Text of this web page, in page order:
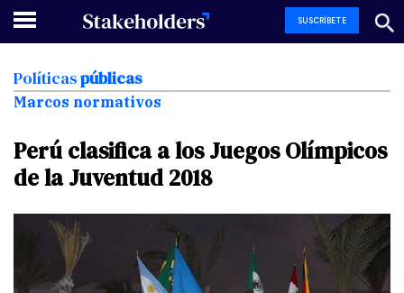
SUSCRÍBETE
Políticaspúblicas
Marcos normativos
Perú clasifica alos Juegos Olímpicos
dela Juventud 2018